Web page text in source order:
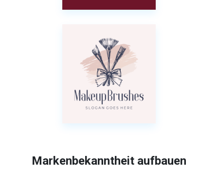
Markenbekanntheit aufbauen